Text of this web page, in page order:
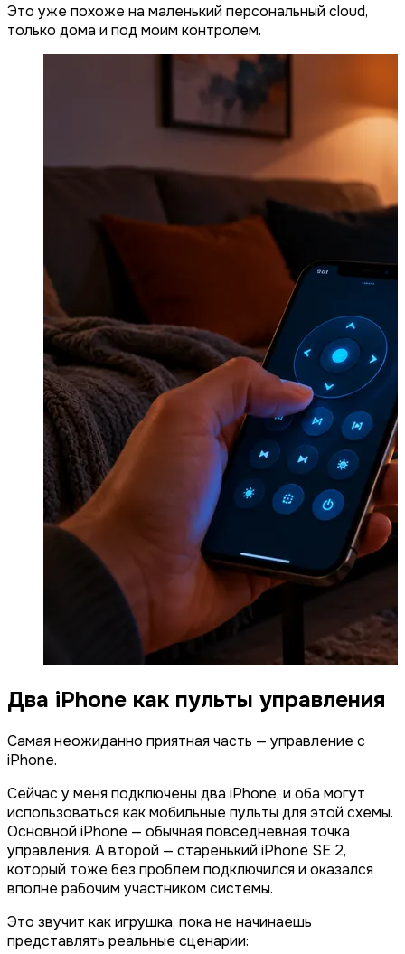
Это уже похоже на маленький персональный cloud,
только дома и под моим контролем.
Два iPhone как пульты управления
Самая неожиданно приятная часть — управление с
iPhone.
Сейчас у меня подключены два iPhone, и оба могут
использоваться как мобильные пульты для этой схемы.
Основной iPhone — обычная повседневная точка
управления. А второй — старенький iPhone SE 2,
который тоже без проблем подключился и оказался
вполне рабочим участником системы.
Это звучит как игрушка, пока не начинаешь
представлять реальные сценарии: